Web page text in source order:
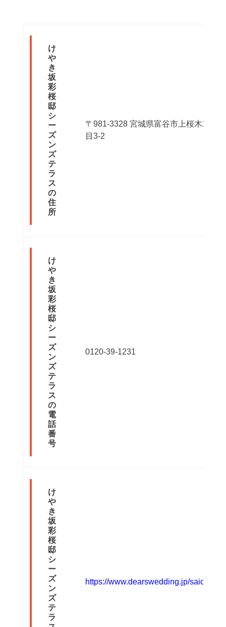
け
や
き
坂
彩
桜
邸
シ
ー
ズ
ン
ズ
テ
ラ
ス
の
住
所
〒981-3328 宮城県富谷市上桜木2丁
目3-2
け
や
き
坂
彩
桜
邸
シ
ー
ズ
ン
ズ
テ
ラ
ス
の
電
話
番
号
0120-39-1231
け
や
き
坂
彩
桜
邸
シ
ー
ズ
ン
ズ
テ
ラ
https://www.dearswedding.jp/saiotei/